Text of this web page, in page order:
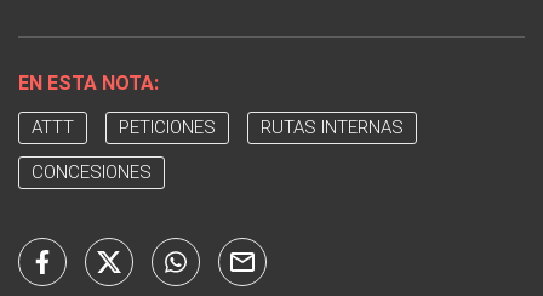
EN ESTA NOTA:
ATTT PETICIONES RUTAS INTERNAS
CONCESIONES